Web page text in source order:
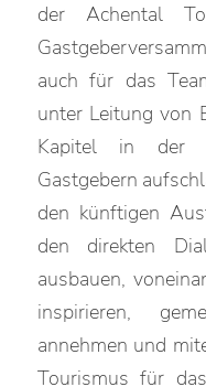
der Achental
auch für das
unter Leitung von
Kapitel in der
Gastgebern
den künftigen
den direkten
ausbauen,
inspirieren,
annehmen und
Tourismus für